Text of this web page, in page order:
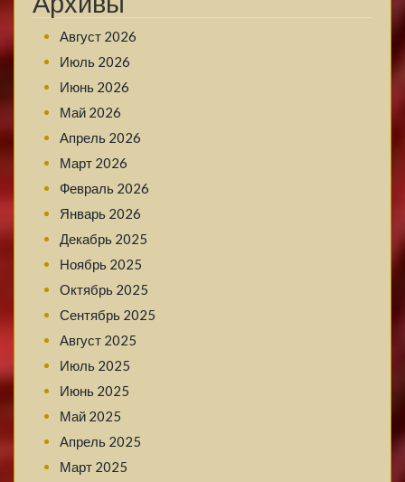
Август 2026
Июль 2026
Июнь 2026
Май 2026
Апрель 2026
Март 2026
Февраль 2026
Январь 2026
Декабрь 2025
Ноябрь 2025
Октябрь 2025
Сентябрь 2025
Август 2025
Июль 2025
Июнь 2025
Май 2025
Апрель 2025
Март 2025